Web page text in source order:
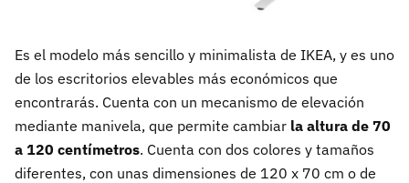
Es el modelo más sencillo y minimalista de IKEA, y es uno
de los escritorios elevables más económicos que
encontrarás. Cuenta con un mecanismo de elevación
mediante manivela, que permite cambiar la altura de 70
a 120 centímetros. Cuenta con dos colores y tamaños
diferentes, con unas dimensiones de 120 x 70 cm o de